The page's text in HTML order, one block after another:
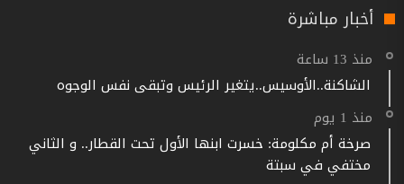
أخبار مباشرة
منذ 13 ساعة
الشاكنة..الأوسيس..يتغير الرئيس وتبقى نفس الوجوه
منذ 1 يوم
صرخة أم مكلومة: خسرت ابنها الأول تحت القطار.. و الثاني
مختفي في سبتة